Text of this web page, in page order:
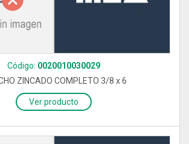
Código: 0020010030029
ZINCADO COMPLETO 3/8 x 6
Ver producto